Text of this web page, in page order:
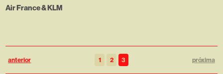
Air France & KLM
anterior 1 2 3 próxima